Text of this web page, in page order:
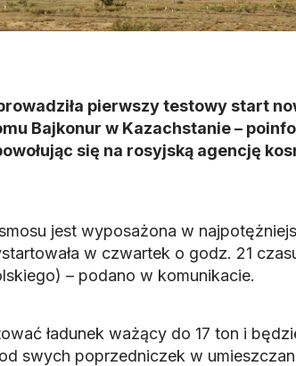
pierwszy testowy start
Bajkonur w Kazachstanie –
się na rosyjską agencję
jest wyposażona w
w czwartek o godz. 21
– podano w komunikacie.
ładunek ważący do 17 ton i
swych poprzedniczek w